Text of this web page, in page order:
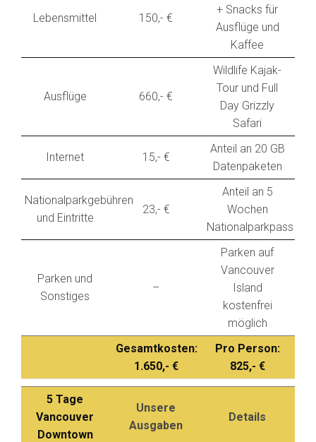
Lebensmittel 150,- €
+ Snacks für
Ausflüge und
Kaffee
Ausflüge 660,- €
Wildlife Kajak-
Tour und Full
Day Grizzly
Safari
Internet 15,- €
Anteil an 20 GB
Datenpaketen
Nationalparkgebühren
und Eintritte
23,- €
Anteil an 5
Wochen
Nationalparkpass
Parken und
Sonstiges
–
Parken auf
Vancouver
Island
kostenfrei
möglich
Gesamtkosten:
1.650,- €
Pro Person:
825,- €
5 Tage
Vancouver
Downtown
Unsere
Ausgaben
Details